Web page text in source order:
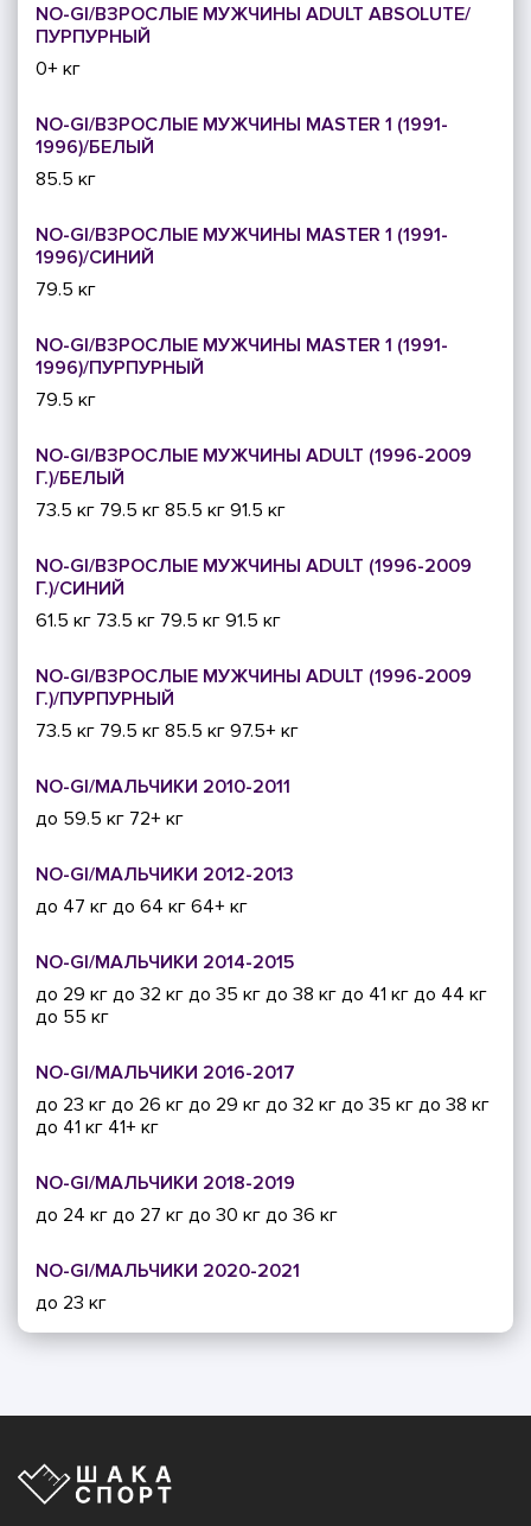
NO-GI/ВЗРОСЛЫЕ МУЖЧИНЫ ADULT ABSOLUTE/
ПУРПУРНЫЙ
0+ кг
NO-GI/ВЗРОСЛЫЕ МУЖЧИНЫ MASTER 1 (1991-
1996)/БЕЛЫЙ
85.5 кг
NO-GI/ВЗРОСЛЫЕ МУЖЧИНЫ MASTER 1 (1991-
1996)/СИНИЙ
79.5 кг
NO-GI/ВЗРОСЛЫЕ МУЖЧИНЫ MASTER 1 (1991-
1996)/ПУРПУРНЫЙ
79.5 кг
NO-GI/ВЗРОСЛЫЕ МУЖЧИНЫ ADULT (1996-2009
Г.)/БЕЛЫЙ
73.5 кг 79.5 кг 85.5 кг 91.5 кг
NO-GI/ВЗРОСЛЫЕ МУЖЧИНЫ ADULT (1996-2009
Г.)/СИНИЙ
61.5 кг 73.5 кг 79.5 кг 91.5 кг
NO-GI/ВЗРОСЛЫЕ МУЖЧИНЫ ADULT (1996-2009
Г.)/ПУРПУРНЫЙ
73.5 кг 79.5 кг 85.5 кг 97.5+ кг
NO-GI/МАЛЬЧИКИ 2010-2011
до 59.5 кг 72+ кг
NO-GI/МАЛЬЧИКИ 2012-2013
до 47 кг до 64 кг 64+ кг
NO-GI/МАЛЬЧИКИ 2014-2015
до 29 кг до 32 кг до 35 кг до 38 кг до 41 кг до 44 кг
до 55 кг
NO-GI/МАЛЬЧИКИ 2016-2017
до 23 кг до 26 кг до 29 кг до 32 кг до 35 кг до 38 кг
до 41 кг 41+ кг
NO-GI/МАЛЬЧИКИ 2018-2019
до 24 кг до 27 кг до 30 кг до 36 кг
NO-GI/МАЛЬЧИКИ 2020-2021
до 23 кг